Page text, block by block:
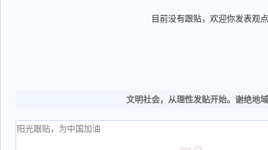
目前没有跟贴，欢迎你发表观点
文明社会，从理性发贴开始。谢绝地